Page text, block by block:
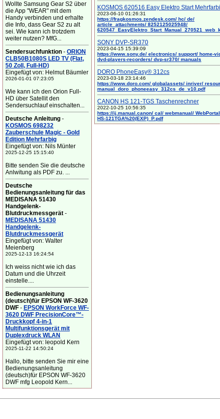
Wollte Samsung Gear S2 über
die App "WEAR" mit dem
Handy verbinden und erhalte
die Info, dass Gear S2 zu alt
sei. Wie kann ich trotzdem
weiter nutzen? MfG...
Sendersuchfunktion - ORION
CLB50B1080S LED TV (Flat,
50 Zoll, Full-HD)
Eingefügt von: Helmut Bäumler
2026-01-01 07:23:05
Wie kann ich den Orion Full-
HD über Satellit den
Sendersuchlauf einschalten...
Deutsche Anleitung -
KOSMOS 698232
Zauberschule Magic - Gold
Edition Mehrfarbig
Eingefügt von: Nils Münter
2025-12-25 15:15:40
Bitte senden Sie die deutsche
Anlwitung als PDF zu. ...
Deutsche
Bedienungsanleitung für das
MEDISANA 51430
Handgelenk-
Blutdruckmessgerät -
MEDISANA 51430
Handgelenk-
Blutdruckmessgerät
Eingefügt von: Walter
Meienberg
2025-12-13 16:24:54
Ich weiss nicht wie ich das
Datum und die Uhrzeit
einstelle....
Bedienungsanleitung
(deutsch)für EPSON WF-3620
DWF - EPSON WorkForce WF-
3620 DWF PrecisionCore™-
Druckkopf 4-in-1
Multifunktionsgerät mit
Duplexdruck WLAN
Eingefügt von: leopold Kern
2025-11-22 14:50:24
Hallo, bitte senden Sie mir eine
Bedienungsanleitung
(deutsch)für EPSON WF-3620
DWF mfg Leopold Kern...
KOSMOS 620516 Easy Elektro Start
2023-06-10 01:26:31
https://fragkosmos.zendesk.com/ hc/ de/
article_attachments/ 8252125025948/
SONY DVP-SR370
2023-04-15 15:39:09
https://www.sony.de/ electronics/ support/ home-
dvd-players-recorders/ dvp-sr370/ manuals
DORO PhoneEasy® 312cs
2023-03-18 23:14:46
https://www.doro.com/ globalassets/ inriver/
manual_doro_phoneeasy_312cs_de_v10.pdf
CANON HS 121-TGS Taschenrechner
2022-10-25 10:56:35
https://ij.manual.canon/ cal/ webmanual/
HS-121TGA%20(EXP)_P.pdf